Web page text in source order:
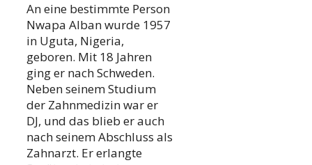
An eine bestimmte Person
Nwapa Alban wurde 1957
in Uguta, Nigeria,
geboren. Mit 18 Jahren
ging er nach Schweden.
Neben seinem Studium
der Zahnmedizin war er
DJ, und das blieb er auch
nach seinem Abschluss als
Zahnarzt. Er erlangte